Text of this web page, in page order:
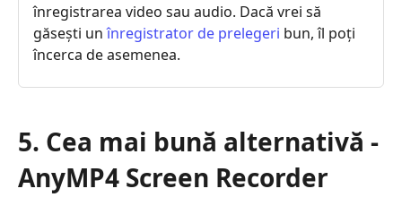
înregistrarea video sau audio. Dacă vrei să
găsești unînregistrator de prelegeri bun, îl poți
încerca de asemenea.
5. Cea mai bună alternativă -
AnyMP4 Screen Recorder